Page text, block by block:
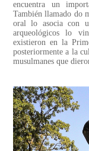
encuentra un
También llamado do
oral lo asocia con
arqueológicos lo
existieron en la
posteriormente a la
musulmanes que